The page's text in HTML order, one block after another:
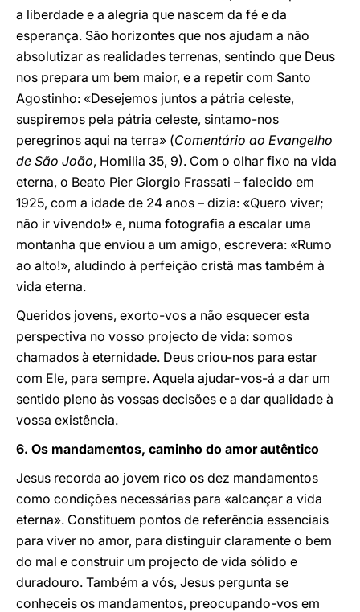
a liberdade e a alegria que nascem da fé e da
esperança. São horizontes que nos ajudam a não
absolutizar as realidades terrenas, sentindo que Deus
nos prepara um bem maior, e a repetir com Santo
Agostinho: «Desejemos juntos a pátria celeste,
suspiremos pela pátria celeste, sintamo-nos
peregrinos aqui na terra» (Comentário ao Evangelho
de São João, Homilia 35, 9). Com o olhar fixo na vida
eterna, o Beato Pier Giorgio Frassati – falecido em
1925, com a idade de 24 anos – dizia: «Quero viver;
não ir vivendo!» e, numa fotografia a escalar uma
montanha que enviou a um amigo, escrevera: «Rumo
ao alto!», aludindo à perfeição cristã mas também à
vida eterna.
Queridos jovens, exorto-vos a não esquecer esta
perspectiva no vosso projecto de vida: somos
chamados à eternidade. Deus criou-nos para estar
com Ele, para sempre. Aquela ajudar-vos-á a dar um
sentido pleno às vossas decisões e a dar qualidade à
vossa existência.
6. Os mandamentos, caminho do amor autêntico
Jesus recorda ao jovem rico os dez mandamentos
como condições necessárias para «alcançar a vida
eterna». Constituem pontos de referência essenciais
para viver no amor, para distinguir claramente o bem
do mal e construir um projecto de vida sólido e
duradouro. Também a vós, Jesus pergunta se
conheceis os mandamentos, preocupando-vos em